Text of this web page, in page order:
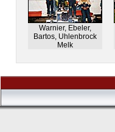
Warnier, Ebeler,
Bartos, Uhlenbrock
Melk